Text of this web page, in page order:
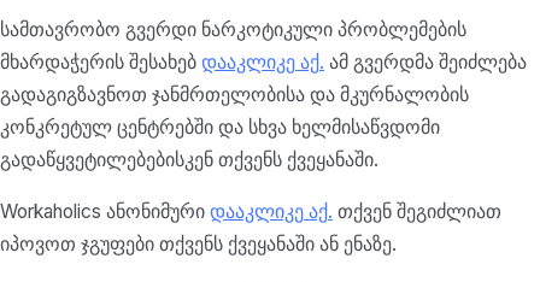
სამთავრობო გვერდი ნარკოტიკული პრობლემების
მხარდაჭერის შესახებ დააკლიკე აქ. ამ გვერდმა შეიძლება
გადაგიგზავნოთ ჯანმრთელობისა და მკურნალობის
კონკრეტულ ცენტრებში და სხვა ხელმისაწვდომი
გადაწყვეტილებებისკენ თქვენს ქვეყანაში.
Workaholics ანონიმური დააკლიკე აქ. თქვენ შეგიძლიათ
იპოვოთ ჯგუფები თქვენს ქვეყანაში ან ენაზე.